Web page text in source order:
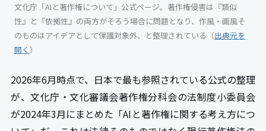
文化庁「AIと著作権について」公式ページ。著作権侵害は『類似
性』と『依拠性』の両方がそろう場合に問題となり、作風・画風そ
のものはアイデアとして保護対象外、と整理されている（出典元を
開く ）
2026年6月時点で、日本で最も参照されている公式の整理
が、文化庁・文化審議会著作権分科会の法制度小委員会
が2024年3月にまとめた「AIと著作権に関する考え方につ